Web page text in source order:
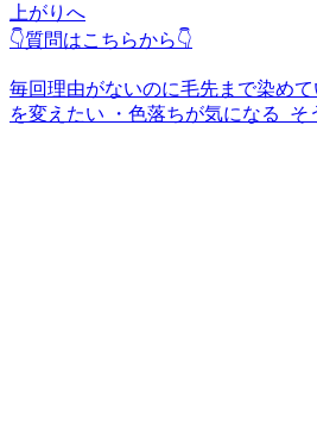
上がりへ
👇質問はこちらから👇
毎回理由がないのに毛先まで染め
を変えたい ・色落ちが気になる ⁡ そ